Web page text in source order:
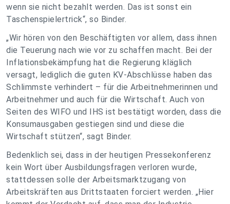
wenn sie nicht bezahlt werden. Das ist sonst ein
Taschenspielertrick“, so Binder.
„Wir hören von den Beschäftigten vor allem, dass ihnen
die Teuerung nach wie vor zu schaffen macht. Bei der
Inflationsbekämpfung hat die Regierung kläglich
versagt, lediglich die guten KV-Abschlüsse haben das
Schlimmste verhindert – für die Arbeitnehmerinnen und
Arbeitnehmer und auch für die Wirtschaft. Auch von
Seiten des WIFO und IHS ist bestätigt worden, dass die
Konsumausgaben gestiegen sind und diese die
Wirtschaft stützen“, sagt Binder.
Bedenklich sei, dass in der heutigen Pressekonferenz
kein Wort über Ausbildungsfragen verloren wurde,
stattdessen solle der Arbeitsmarktzugang von
Arbeitskräften aus Drittstaaten forciert werden. „Hier